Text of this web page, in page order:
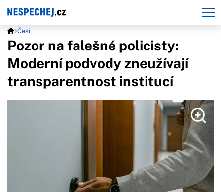
Češi
Pozor na falešné policisty:
Moderní podvody zneužívají
transparentnost institucí